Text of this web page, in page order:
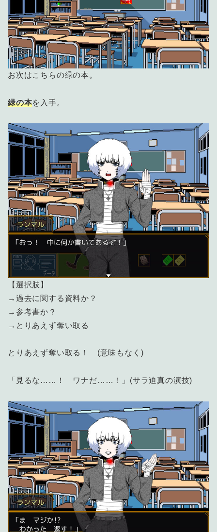
お次はこちらの緑の本。
緑の本を入手。
【選択肢】
→過去に関する資料か？
→参考書か？
→とりあえず奪い取る
とりあえず奪い取る！ (意味もなく)
「見るな……！ ワナだ……！」(サラ迫真の演技)